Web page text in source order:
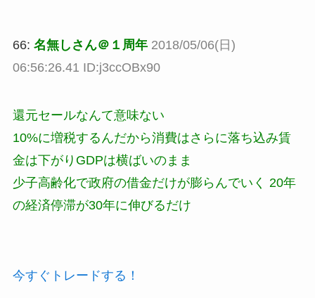
66: 名無しさん＠１周年 2018/05/06(日)
06:56:26.41 ID:j3ccOBx90
還元セールなんて意味ない
10%に増税するんだから消費はさらに落ち込み賃
金は下がりGDPは横ばいのまま
少子高齢化で政府の借金だけが膨らんでいく 20年
の経済停滞が30年に伸びるだけ
今すぐトレードする！